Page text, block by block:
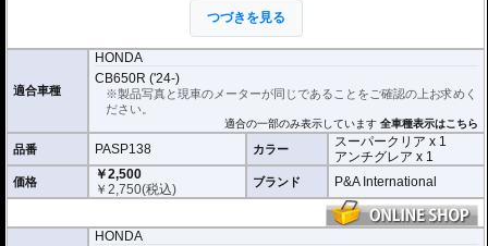
このメーターパネルプロテクションフィル
ムは不要な傷や汚れからメーターパネルを
保護します。
ーパークリアとアンチグレア)が入っており、それぞれ目的に合わせたものをご
利用いただけます。
スーパークリア :耐摩耗性が非常に高く、
透明性の高いフィルム。貼り付けてしまう
とメーターになじみ、フィルムの存在がほ
とんどわからなくなります。
アンチグレア :
マット仕上げが施され、太
陽光などによる反射を軽減。視認性の低下
を防ぎ、メーターを読み取りやすくしま
す。もちろん傷に対しても有効です。
つづきを見る
適合車種
HONDA
CB650R ('24-)
※製品写真と現車のメーターが同じであることをご確認の上お求めく
ださい。
適合の一部のみ表示しています全車種表示はこちら
品番 PASP138 カラー
スーパークリア x 1
アンチグレア x 1
価格
￥2,500
￥2,750(税込) ブランド P&A International
HONDA